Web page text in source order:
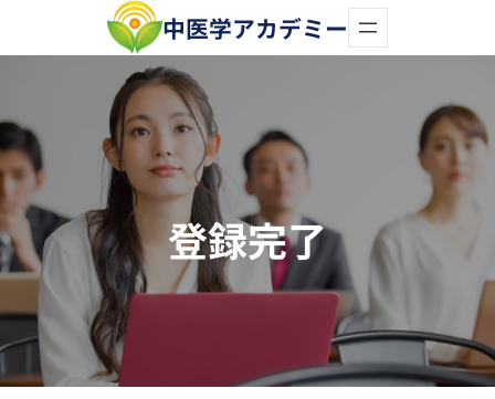
容
ス
キ
ッ
プ
中医学アカデミー
登録完了